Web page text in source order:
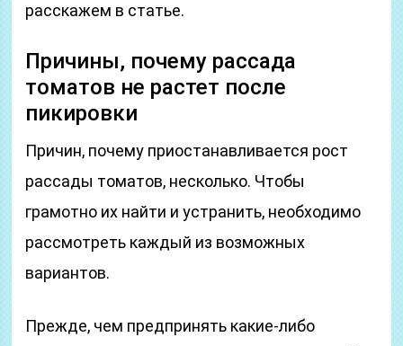
расскажем в статье.
Причины, почему рассада
томатов не растет после
пикировки
Причин, почему приостанавливается рост
рассады томатов, несколько. Чтобы
грамотно их найти и устранить, необходимо
рассмотреть каждый из возможных
вариантов.
Прежде, чем предпринять какие-либо